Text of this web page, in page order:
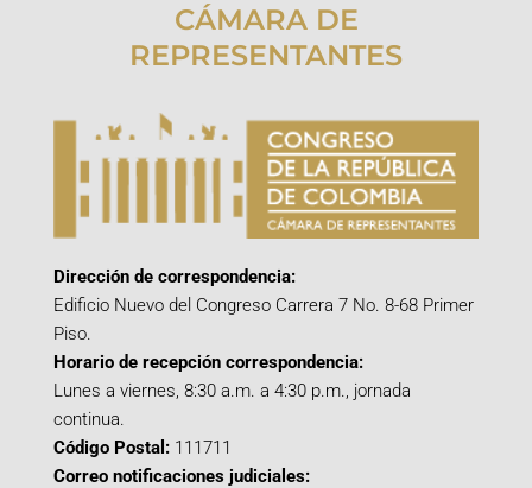
CÁMARA DE
REPRESENTANTES
Dirección de correspondencia:
Edificio Nuevo del Congreso Carrera 7 No. 8-68 Primer
Piso.
Horario de recepción correspondencia:
Lunes a viernes, 8:30 a.m. a 4:30 p.m., jornada
continua.
Código Postal: 111711
Correo notificaciones judiciales: